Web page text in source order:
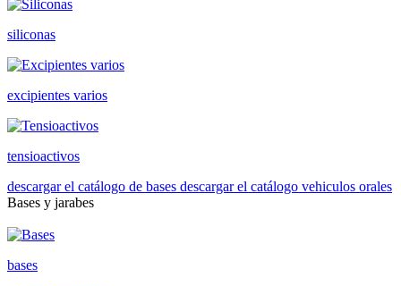
siliconas
excipientes varios
tensioactivos
descargar el catálogo de bases descargar el catálogo vehiculos orales
Bases y jarabes
bases